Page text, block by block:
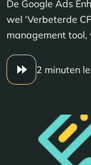
De Google Ads
wel ‘Verbeterde
management tool,
2 minuten